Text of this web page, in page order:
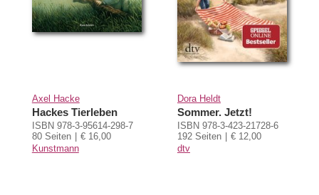
Axel Hacke
Hackes Tierleben
ISBN 978-3-95614-298-7
80 Seiten
€ 16,00
Kunstmann
Dora Heldt
Sommer. Jetzt!
ISBN 978-3-423-21728-6
192 Seiten
€ 12,00
dtv